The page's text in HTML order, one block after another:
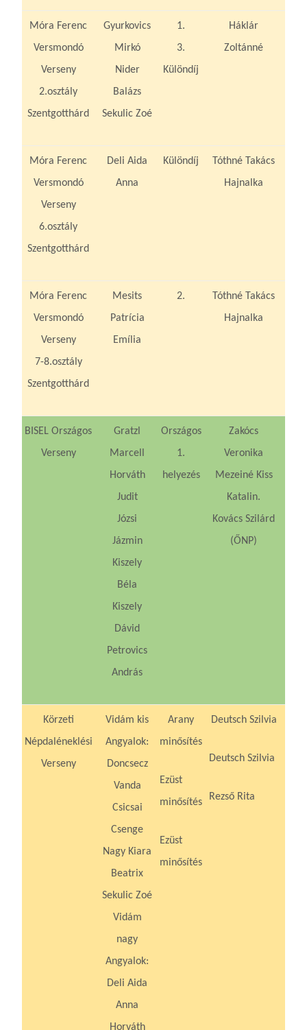
Móra Ferenc
Versmondó
Verseny
2.osztály
Szentgotthárd
Gyurkovics
Mirkó
Nider
Balázs
Sekulic Zoé
1.
3.
Különdíj
Háklár
Zoltánné
Móra Ferenc
Versmondó
Verseny
6.osztály
Szentgotthárd
Deli Aida
Anna
Különdíj
Tóthné Takács
Hajnalka
Móra Ferenc
Versmondó
Verseny
7-8.osztály
Szentgotthárd
Mesits
Patrícia
Emília
2.
Tóthné Takács
Hajnalka
BISEL Országos
Verseny
Gratzl
Marcell
Horváth
Judit
Józsi
Jázmin
Kiszely
Béla
Kiszely
Dávid
Petrovics
András
Országos
1.
helyezés
Zakócs
Veronika
Mezeiné Kiss
Katalin.
Kovács Szilárd
(ŐNP)
Körzeti
Népdaléneklési
Verseny
Vidám kis
Angyalok:
Doncsecz
Vanda
Csicsai
Csenge
Nagy Kiara
Beatrix
Sekulic Zoé
Vidám
nagy
Angyalok:
Deli Aida
Anna
Horváth
Arany
minősítés
Ezüst
minősítés
Ezüst
minősítés
Deutsch Szilvia
Deutsch Szilvia
Rezső Rita